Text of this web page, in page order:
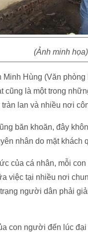
(Ảnh minh họa)
Minh Hùng (Văn
cũng là một trong
lan và nhiều nơi
băn khoăn, đây
nhân do mặt khách
của cá nhân, mỗi
việc tại nhiều nơi
người dân phải
con người đến lúc